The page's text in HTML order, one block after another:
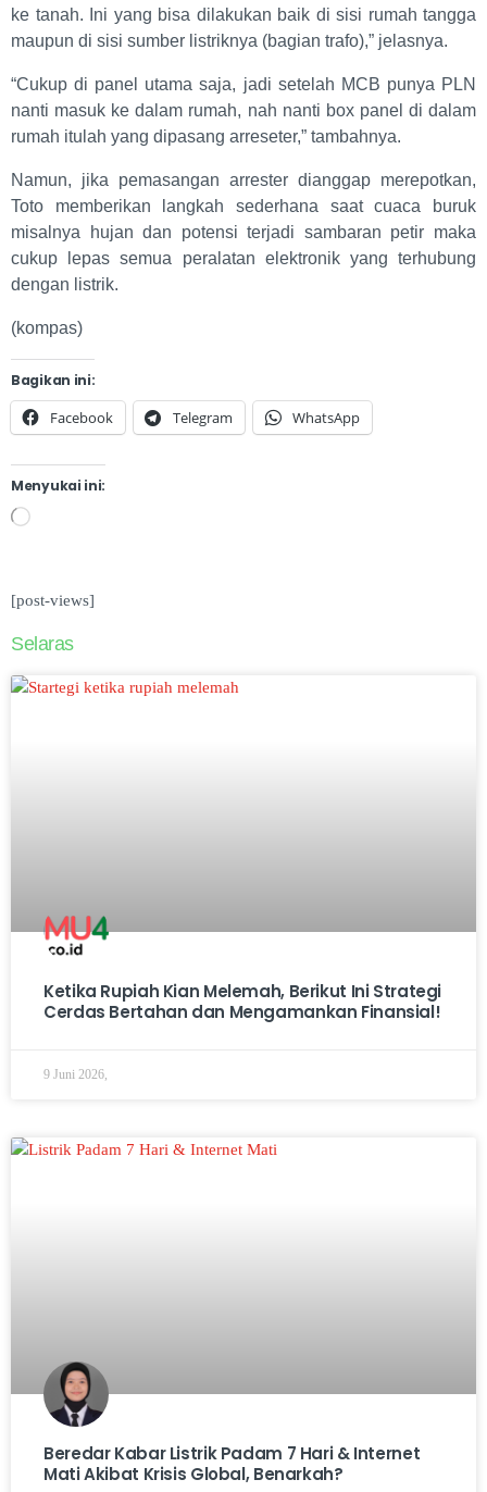
ke tanah. Ini yang bisa dilakukan baik di sisi rumah tangga
maupun di sisi sumber listriknya (bagian trafo),” jelasnya.
“Cukup di panel utama saja, jadi setelah MCB punya PLN
nanti masuk ke dalam rumah, nah nanti box panel di dalam
rumah itulah yang dipasang arreseter,” tambahnya.
Namun, jika pemasangan arrester dianggap merepotkan,
Toto memberikan langkah sederhana saat cuaca buruk
misalnya hujan dan potensi terjadi sambaran petir maka
cukup lepas semua peralatan elektronik yang terhubung
dengan listrik.
(kompas)
Bagikan ini:
Facebook Telegram WhatsApp
Menyukai ini:
[post-views]
Selaras
Ketika Rupiah Kian Melemah, Berikut Ini Strategi
Cerdas Bertahan dan Mengamankan Finansial!
9 Juni 2026,
Beredar Kabar Listrik Padam 7 Hari & Internet
Mati Akibat Krisis Global, Benarkah?